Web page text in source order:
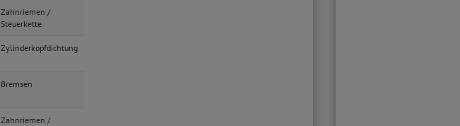
Zahnriemen /
Steuerkette
Zylinderkopfdichtung
Bremsen
Zahnriemen /